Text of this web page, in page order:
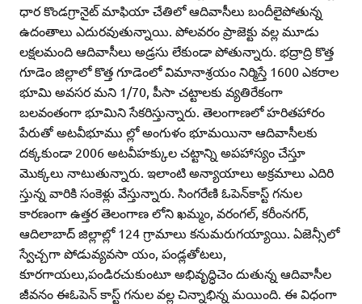
ధార కొండగ్రానైట్‌ మాఫియా చేతిలో ఆదివాసీలు బందీలైపోతున్న
ఉదంతాలు ఎదురవుతున్నాయి. పోలవరం ప్రాజెక్టు వల్ల మూడు
లక్షలమంది ఆదివాసీలు అడ్రసు లేకుండా పోతున్నారు. భద్రాద్రి కొత్త
గూడెం జిల్లాలో కొత్త గూడెంలో విమానాశ్రయం నిర్మిస్తే 1600 ఎకరాల
భూమి అవసర మని 1/70, పీసా చట్టాలకు వ్యతిరేకంగా
బలవంతంగా భూమిని సేకరిస్తున్నారు. తెలంగాణలో హరితహారం
పేరుతో అటవీభూము ల్లో అంగుళం భూమయినా ఆదివాసీలకు
దక్కకుండా 2006 అటవీహక్కుల చట్టాన్ని అపహాస్యం చేస్తూ
మొక్కలు నాటుతున్నారు. ఇలాంటి అన్యాయాలు అక్రమాలు ఎదిరి
స్తున్న వారికి సంకెళ్లు వేస్తున్నారు. సింగరేణి ఓపెన్‌కాస్ట్‌ గనుల
కారణంగా ఉత్తర తెలంగాణ లోని ఖమ్మం, వరంగల్‌, కరీంనగర్‌,
ఆదిలాబాద్‌ జిల్లాల్లో 124 గ్రామాలు కనుమరుగయ్యాయి. ఏజెన్సీలో
స్వేచ్చగా పోడువ్యవసా యం, పండ్లతోటలు,
కూరగాయలు,పండిరచుకుంటూ అభివృద్ధిచెం దుతున్న ఆదివాసీల
జీవనం ఈఓపెన్‌ కాస్ట్‌ గనుల వల్ల చిన్నాభిన్న మయింది. ఈ విధంగా